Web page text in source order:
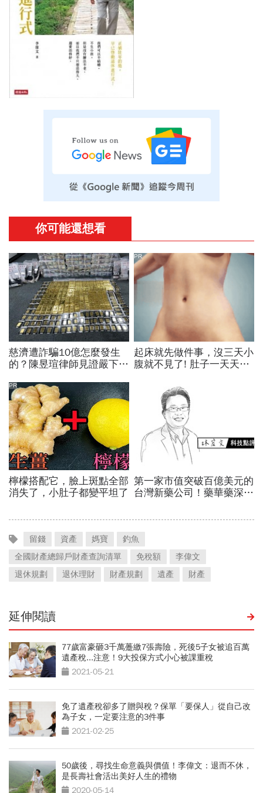
留錢 資產 媽寶
釣魚
全國財產總歸戶財產查詢清單
免稅額
李偉文
退休規劃
退休理財 財產規劃 遺產 財產
延伸閱讀
77歲富豪砸3千萬躉繳7張壽險，死後5子女被追百萬
遺產稅...注意！9大投保方式小心被課重稅
2021-05-21
免了遺產稅卻多了贈與稅？保單「要保人」從自己改
為子女，一定要注意的3件事
2021-02-25
50歲後，尋找生命意義與價值！李偉文：退而不休，
是長壽社會活出美好人生的禮物
2020-05-14